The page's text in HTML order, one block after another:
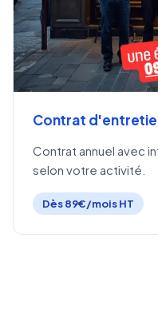
Contrat
Contrat annuel avec
selon votre activité.
Dès 89€/mois HT